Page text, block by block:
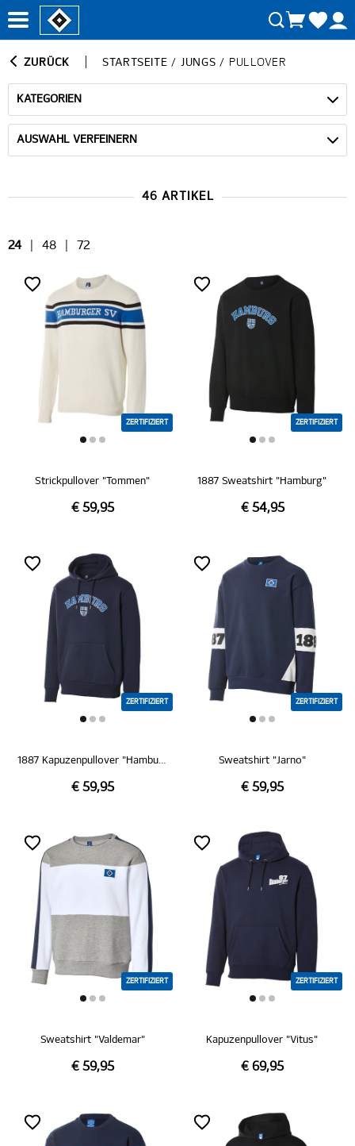
ZURÜCK STARTSEITE / JUNGS / PULLOVER
KATEGORIEN
AUSWAHL VERFEINERN
46 ARTIKEL
24 48 72
ZERTIFIZIERT
Strickpullover "Tommen"
€ 59,95
ZERTIFIZIERT
1887 Sweatshirt "Hamburg"
€ 54,95
ZERTIFIZIERT
1887 Kapuzenpullover "Hamburg"
€ 59,95
ZERTIFIZIERT
Sweatshirt "Jarno"
€ 59,95
ZERTIFIZIERT
Sweatshirt "Valdemar"
€ 59,95
ZERTIFIZIERT
Kapuzenpullover "Vitus"
€ 69,95